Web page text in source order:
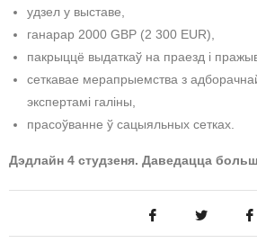
удзел у выставе,
ганарар 2000 GBP (2 300 EUR),
пакрыццё выдаткаў на праезд і
сеткавае мерапрыемства з адборачнай
экспертамі галіны,
прасоўванне ў сацыяльных сетках.
Дэдлайн 4 студзеня. Даведацца больш